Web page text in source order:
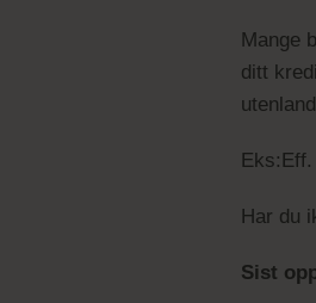
Mange
ditt
Eks:
Har du
Sist